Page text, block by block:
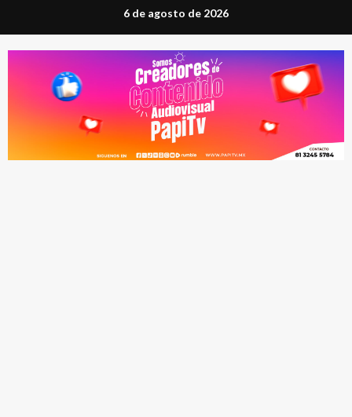
al
contenido
6 de agosto de 2026